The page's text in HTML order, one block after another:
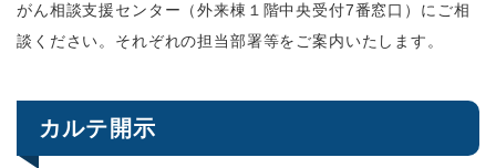
がん相談支援センター（外来棟１階中央受付7番窓口）にご相
談ください。それぞれの担当部署等をご案内いたします。
カルテ開示